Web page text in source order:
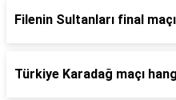
Filenin Sultanları final
Türkiye Karadağ maçı